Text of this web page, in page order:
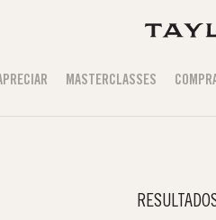
MASTERCLASSES